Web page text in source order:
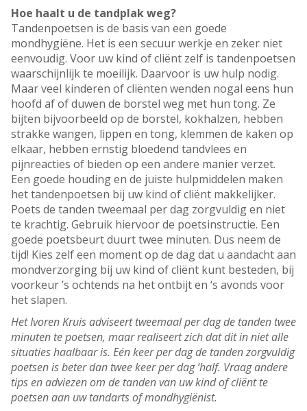
Hoe haalt u de tandplak weg?
Tandenpoetsen is de basis van een goede
mondhygiëne. Het is een secuur werkje en zeker niet
eenvoudig. Voor uw kind of cliënt zelf is tandenpoetsen
waarschijnlijk te moeilijk. Daarvoor is uw hulp nodig.
Maar veel kinderen of cliënten wenden nogal eens hun
hoofd af of duwen de borstel weg met hun tong. Ze
bijten bijvoorbeeld op de borstel, kokhalzen, hebben
strakke wangen, lippen en tong, klemmen de kaken op
elkaar, hebben ernstig bloedend tandvlees en
pijnreacties of bieden op een andere manier verzet.
Een goede houding en de juiste hulpmiddelen maken
het tandenpoetsen bij uw kind of cliënt makkelijker.
Poets de tanden tweemaal per dag zorgvuldig en niet
te krachtig. Gebruik hiervoor de poetsinstructie. Een
goede poetsbeurt duurt twee minuten. Dus neem de
tijd! Kies zelf een moment op de dag dat u aandacht aan
mondverzorging bij uw kind of cliënt kunt besteden, bij
voorkeur ’s ochtends na het ontbijt en ‘s avonds voor
het slapen.
Het Ivoren Kruis adviseert tweemaal per dag de tanden twee
minuten te poetsen, maar realiseert zich dat dit in niet alle
situaties haalbaar is. Eén keer per dag de tanden zorgvuldig
poetsen is beter dan twee keer per dag ‘half. Vraag andere
tips en adviezen om de tanden van uw kind of cliënt te
poetsen aan uw tandarts of mondhygiënist.